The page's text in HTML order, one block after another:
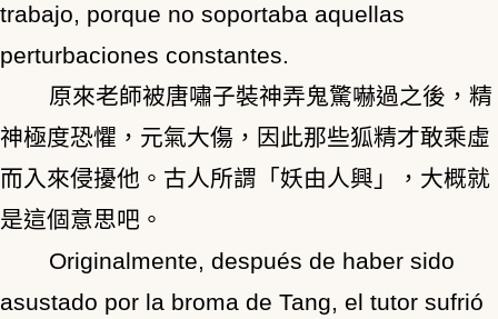
trabajo, porque no soportaba aquellas
perturbaciones constantes.
原來老師被唐嘯子裝神弄鬼驚嚇過之後，精
神極度恐懼，元氣大傷，因此那些狐精才敢乘虛
而入來侵擾他。古人所謂「妖由人興」，大概就
是這個意思吧。
Originalmente, después de haber sido
asustado por la broma de Tang, el tutor sufrió